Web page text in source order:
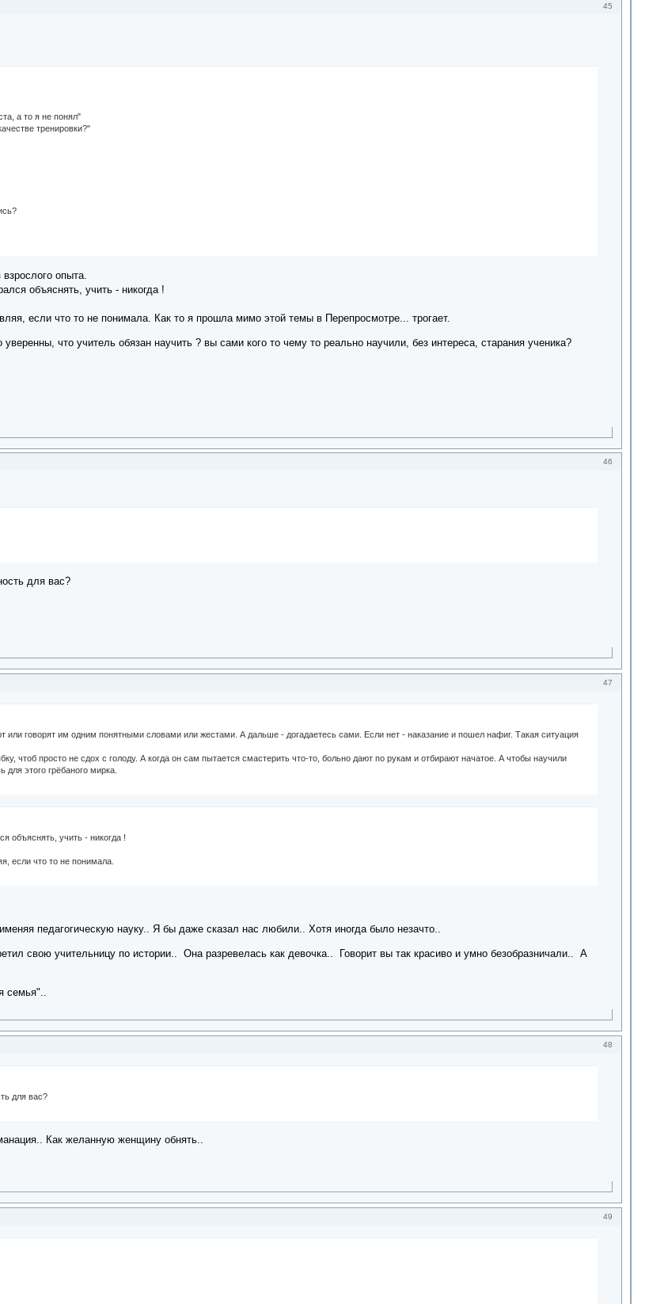
45
а то я не понял"
тренировки?"
опыта.
объяснять, учить - никогда !
если что то не понимала. Как то я прошла мимо этой темы в Перепросмотре... трогает.
что учитель обязан научить ? вы сами кого то чему то реально научили, без интереса, старания ученика?
46
для вас?
47
или говорят им одним понятными словами или жестами. А дальше - догадаетесь сами. Если нет - наказание и пошел нафиг. Такая ситуация
чтоб просто не сдох с голоду. А когда он сам пытается смастерить что-то, больно дают по рукам и отбирают начатое. А чтобы научили
этого грёбаного мирка.
объяснять, учить - никогда !
если что то не понимала.
педагогическую науку.. Я бы даже сказал нас любили.. Хотя иногда было незачто..
свою учительницу по истории.. Она разревелась как девочка.. Говорит вы так красиво и умно безобразничали.. А
семья"..
48
для вас?
Как желанную женщину обнять..
49